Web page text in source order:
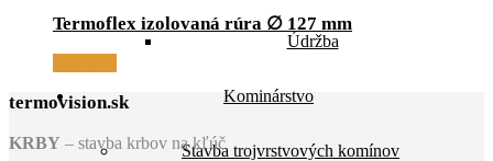
Údržba
Kominárstvo
Stavba trojvrstvových komínov
Termoflex izolovaná rúra ∅ 127 mm
termovision.sk
KRBY – stavba krbov na kľúč